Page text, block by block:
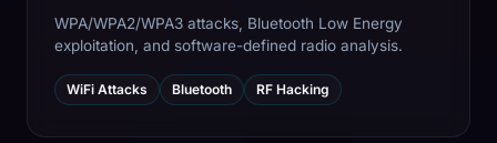
WPA/WPA2/WPA3 attacks, Bluetooth Low Energy
exploitation, and software-defined radio analysis.
WiFi Attacks Bluetooth RF Hacking